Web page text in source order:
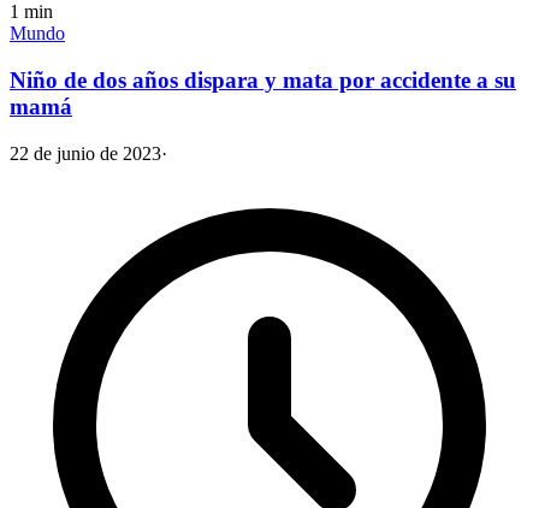
1 min
Mundo
Niño de dos años dispara y mata por accidente a su
mamá
22 de junio de 2023·